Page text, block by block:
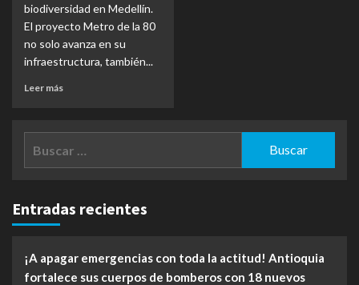
biodiversidad en Medellín.
El proyecto Metro de la 80
no solo avanza en su
infraestructura, también...
Leer más
Entradas recientes
¡A apagar emergencias con toda la actitud! Antioquia
fortalece sus cuerpos de bomberos con 18 nuevos